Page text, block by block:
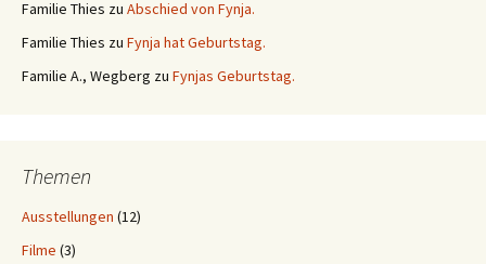
Familie Thies zu Abschied von Fynja.
Familie Thies zu Fynja hat Geburtstag.
Familie A., Wegberg zu Fynjas Geburtstag.
Themen
Ausstellungen (12)
Filme (3)